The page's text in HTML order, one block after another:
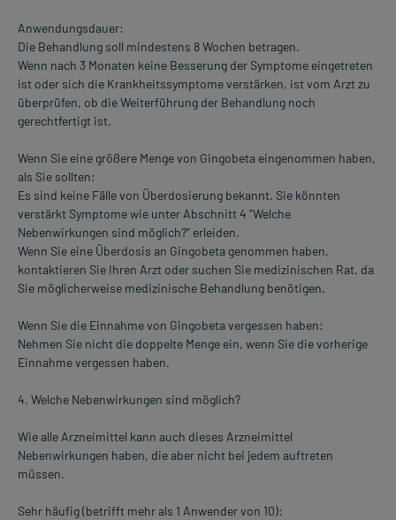
Anwendungsdauer:
Die Behandlung soll mindestens 8 Wochen betragen.
Wenn nach 3 Monaten keine Besserung der Symptome eingetreten
ist oder sich die Krankheitssymptome verstärken, ist vom Arzt zu
überprüfen, ob die Weiterführung der Behandlung noch
gerechtfertigt ist.
Wenn Sie eine größere Menge von Gingobeta eingenommen haben,
als Sie sollten:
Es sind keine Fälle von Überdosierung bekannt. Sie könnten
verstärkt Symptome wie unter Abschnitt 4 "Welche
Nebenwirkungen sind möglich?" erleiden.
Wenn Sie eine Überdosis an Gingobeta genommen haben,
kontaktieren Sie Ihren Arzt oder suchen Sie medizinischen Rat, da
Sie möglicherweise medizinische Behandlung benötigen.
Wenn Sie die Einnahme von Gingobeta vergessen haben:
Nehmen Sie nicht die doppelte Menge ein, wenn Sie die vorherige
Einnahme vergessen haben.
4. Welche Nebenwirkungen sind möglich?
Wie alle Arzneimittel kann auch dieses Arzneimittel
Nebenwirkungen haben, die aber nicht bei jedem auftreten
müssen.
Sehr häufig (betrifft mehr als 1 Anwender von 10):